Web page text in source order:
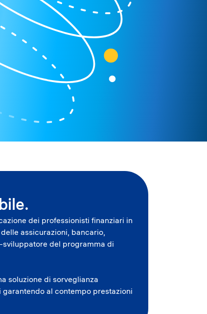
dei professionisti finanziari in
assicurazioni, bancario,
sviluppatore del programma di
soluzione di sorveglianza
al contempo prestazioni